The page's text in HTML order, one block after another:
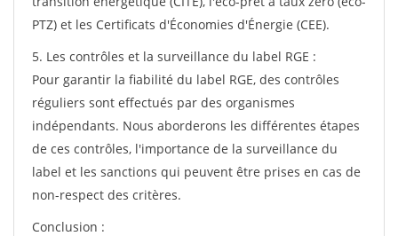
PTZ) et les Certificats d'Économies d'Énergie (CEE).
5. Les contrôles et la surveillance du label RGE :
Pour garantir la fiabilité du label RGE, des contrôles
réguliers sont effectués par des organismes
indépendants. Nous aborderons les différentes étapes
de ces contrôles, l'importance de la surveillance du
label et les sanctions qui peuvent être prises en cas de
non-respect des critères.
Conclusion :